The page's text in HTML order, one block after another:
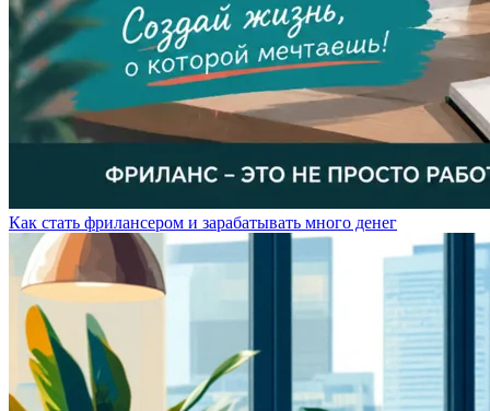
Как стать фрилансером и зарабатывать много денег